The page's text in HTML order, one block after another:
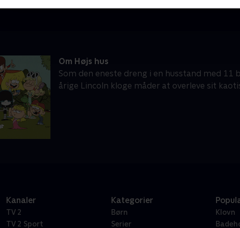
Om Højs hus
Som den eneste dreng i en husstand med
årige Lincoln kloge måder at overleve sit
Kanaler
TV 2
TV 2 Sport
Kategorier
Børn
Serier
Klovn